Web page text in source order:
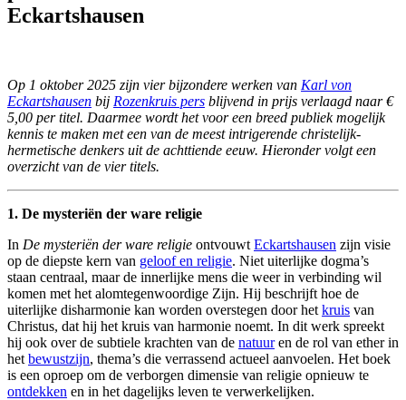
Eckartshausen
Op 1 oktober 2025 zijn vier bijzondere werken van Karl von
Eckartshausen bij Rozenkruis pers blijvend in prijs verlaagd naar €
5,00 per titel. Daarmee wordt het voor een breed publiek mogelijk
kennis te maken met een van de meest intrigerende christelijk-
hermetische denkers uit de achttiende eeuw. Hieronder volgt een
overzicht van de vier titels.
1. De mysteriën der ware religie
In De mysteriën der ware religie ontvouwt Eckartshausen zijn visie
op de diepste kern van geloof en religie. Niet uiterlijke dogma’s
staan centraal, maar de innerlijke mens die weer in verbinding wil
komen met het alomtegenwoordige Zijn. Hij beschrijft hoe de
uiterlijke disharmonie kan worden overstegen doorhet kruis van
Christus, dat hij het kruis van harmonie noemt. In dit werk spreekt
hij ook over de subtiele krachten van de natuuren de rol van ether in
het bewustzijn, thema’s die verrassend actueel aanvoelen. Het boek
is een oproep om de verborgen dimensie van religie opnieuw te
ontdekken en in het dagelijks leven te verwerkelijken.